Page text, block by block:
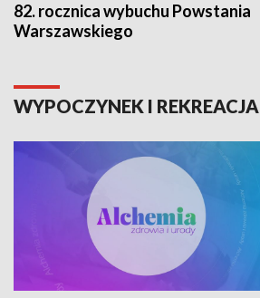
82. rocznica wybuchu Powstania
Warszawskiego
WYPOCZYNEK I REKREACJA